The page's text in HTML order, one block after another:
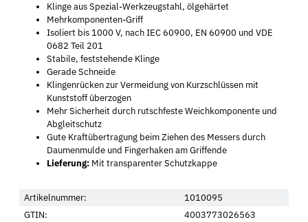
Klinge aus Spezial-Werkzeugstahl, ölgehärtet
Mehrkomponenten-Griff
Isoliert bis 1000 V, nach IEC 60900, EN 60900 und VDE
0682 Teil 201
Stabile, feststehende Klinge
Gerade Schneide
Klingenrücken zur Vermeidung von Kurzschlüssen mit
Kunststoff überzogen
Mehr Sicherheit durch rutschfeste Weichkomponente und
Abgleitschutz
Gute Kraftübertragung beim Ziehen des Messers durch
Daumenmulde und Fingerhaken am Griffende
Lieferung: Mit transparenter Schutzkappe
Artikelnummer:
1010095
GTIN:
4003773026563